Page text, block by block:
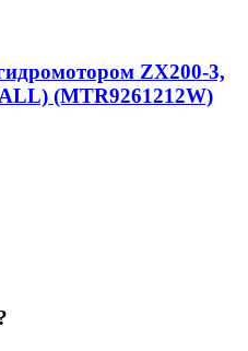
ZX200-3,
(MTR9261212W)